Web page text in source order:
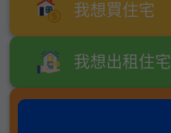
我想買住宅
我想出租住宅